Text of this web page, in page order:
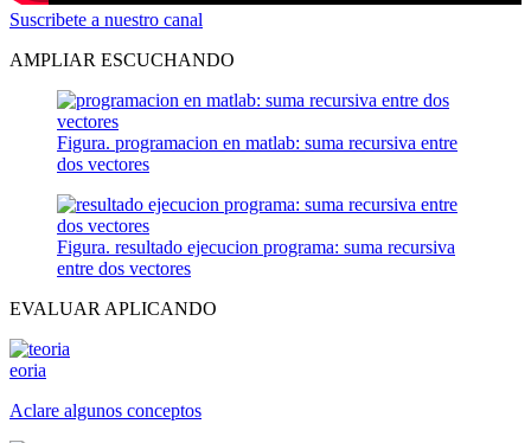
Suscribete a nuestro canal
AMPLIAR ESCUCHANDO
Figura. programacion en matlab: suma recursiva entre
dos vectores
Figura. resultado ejecucion programa: suma recursiva
entre dos vectores
EVALUAR APLICANDO
eoria
Aclare algunos conceptos